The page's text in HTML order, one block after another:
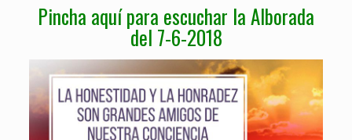
Pincha aquí para escuchar la Alborada
del 7-6-2018